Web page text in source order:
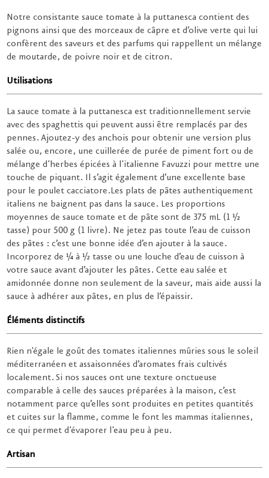
Notre consistante sauce tomate à la puttanesca contient des
pignons ainsi que des morceaux de câpre et d’olive verte qui lui
confèrent des saveurs et des parfums qui rappellent un mélange
de moutarde, de poivre noir et de citron.
Utilisations
La sauce tomate à la puttanesca est traditionnellement servie
avec des spaghettis qui peuvent aussi être remplacés par des
pennes. Ajoutez-y des anchois pour obtenir une version plus
salée ou, encore, une cuillerée de purée de piment fort ou de
mélange d'herbes épicées à l'italienne Favuzzi pour mettre une
touche de piquant. Il s’agit également d’une excellente base
pour le poulet cacciatore.Les plats de pâtes authentiquement
italiens ne baignent pas dans la sauce. Les proportions
moyennes de sauce tomate et de pâte sont de 375 mL (1 ½
tasse) pour 500 g (1 livre). Ne jetez pas toute l’eau de cuisson
des pâtes : c’est une bonne idée d’en ajouter à la sauce.
Incorporez de ¼ à ½ tasse ou une louche d’eau de cuisson à
votre sauce avant d’ajouter les pâtes. Cette eau salée et
amidonnée donne non seulement de la saveur, mais aide aussi la
sauce à adhérer aux pâtes, en plus de l’épaissir.
Éléments distinctifs
Rien n'égale le goût des tomates italiennes mûries sous le soleil
méditerranéen et assaisonnées d’aromates frais cultivés
localement. Si nos sauces ont une texture onctueuse
comparable à celle des sauces préparées à la maison, c’est
notamment parce qu’elles sont produites en petites quantités
et cuites sur la flamme, comme le font les mammas italiennes,
ce qui permet d'évaporer l'eau peu à peu.
Artisan